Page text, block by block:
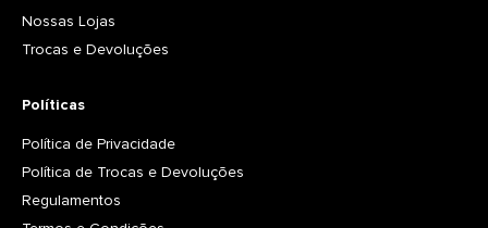
Nossas Lojas
Trocas e Devoluções
Políticas
Política de Privacidade
Política de Trocas e Devoluções
Regulamentos